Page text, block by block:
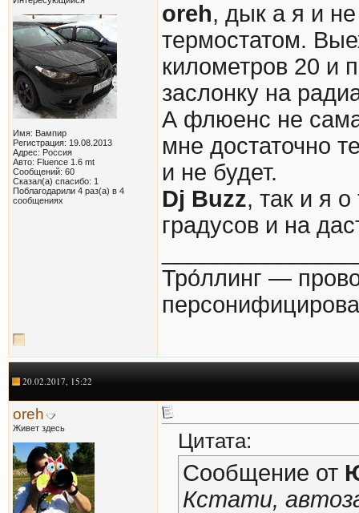
Имя: Вампир
Регистрация: 19.08.2013
Адрес: Россия
Авто: Fluence 1.6 mt
Сообщений: 60
Сказал(а) спасибо: 1
Поблагодарили 4 раз(а) в 4
сообщениях
oreh, дык а я и
термостатом.
километров 20 и
заслонку на
А флюенс не
мне достаточно
и не будет.
Dj Buzz, так и я
градусов и на
Тро́ллинг —
20.02.2017, 15:22
oreh
Живет здесь
Цитата:
Сообщение от
Кстати,